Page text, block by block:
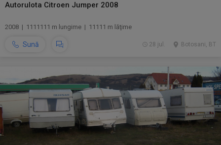
Autorulota Citroen Jumper 2008
2008 | 1111111 m lungime | 11111 m lăţime
Sună Botosani, BT
28 jul.